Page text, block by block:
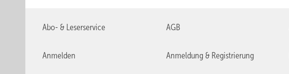
Abo- & Leserservice AGB
Anmelden Anmeldung & Registrierung